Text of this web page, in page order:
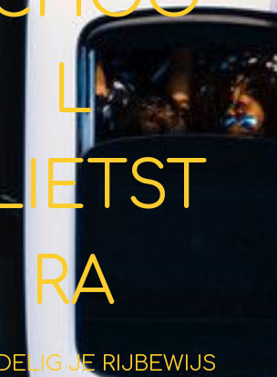
L
RA
JE RIJBEWIJS